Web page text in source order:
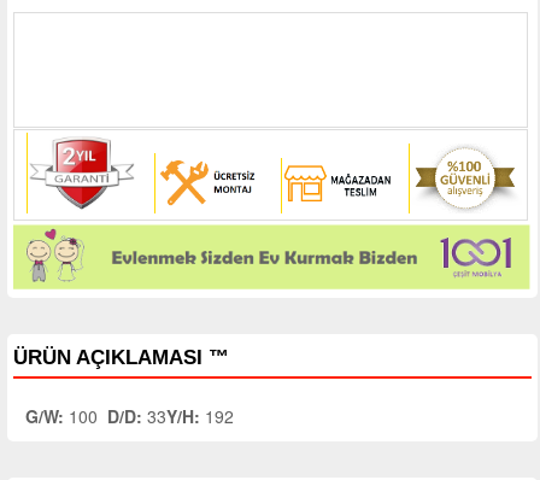
ÜRÜN AÇIKLAMASI ™
G/W: 100 D/D: 33Y/H: 192